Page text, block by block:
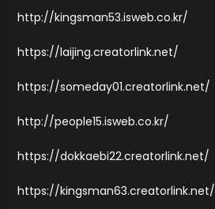
http://kingsman53.isweb.co.kr/
https://laijing.creatorlink.net/
https://someday01.creatorlink.net/
http://people15.isweb.co.kr/
https://dokkaebi22.creatorlink.net/
https://kingsman63.creatorlink.net/